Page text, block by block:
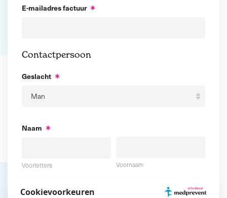
E-mailadres factuur
Contactpersoon
Geslacht
Naam
Voorletters Voornaam
Cookievoorkeuren